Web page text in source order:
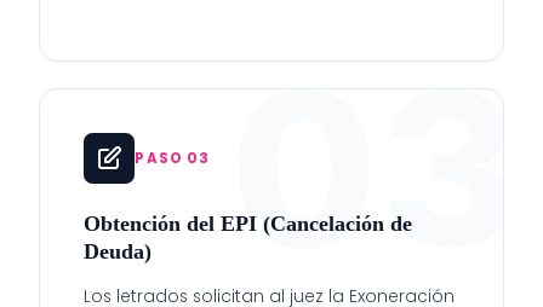
03
PASO 03
Obtención del EPI (Cancelación de
Deuda)
Los letrados solicitan al juez la Exoneración